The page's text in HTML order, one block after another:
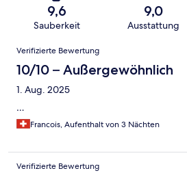
9,6
Sauberkeit
9,0
Ausstattung
Bewertungen
Verifizierte Bewertung
10/10 – Außergewöhnlich
1. Aug. 2025
…
Francois, Aufenthalt von 3 Nächten
Verifizierte Bewertung